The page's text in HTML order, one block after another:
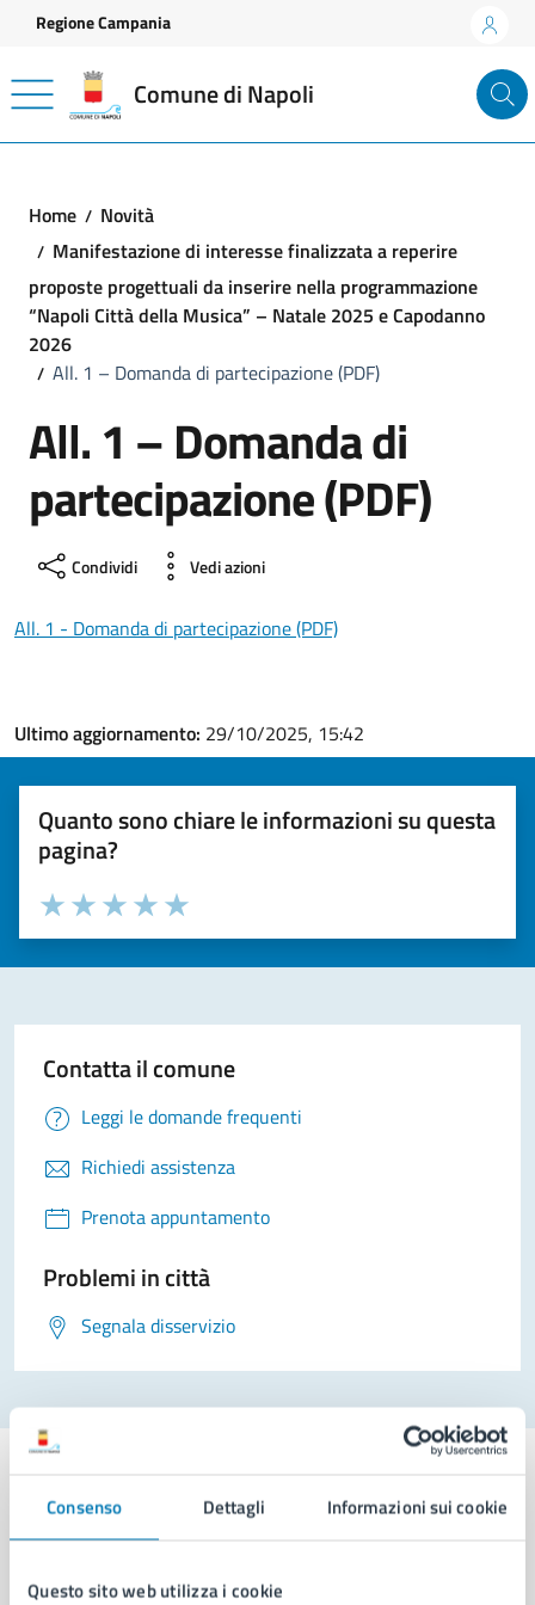
Consenso Dettagli Informazioni sui cookie
Questo sito web utilizza i cookie
Vai ai contenuti
Vai al footer
Regione Campania
Comune di Napoli
Home
Novità
Manifestazione di interesse finalizzata a reperire
proposte progettuali da inserire nella programmazione
“Napoli Città della Musica” – Natale 2025 e Capodanno
2026
All. 1 – Domanda di partecipazione (PDF)
All. 1 – Domanda di
partecipazione (PDF)
Condividi Vedi azioni
All. 1 - Domanda di partecipazione (PDF)
Ultimo aggiornamento: 29/10/2025, 15:42
Quanto sono chiare le informazioni su questa
pagina?
Valuta la chiarezza delle informazioni (da 1 a 5 stelle)
Seleziona il numero di stelle per valutare la chiarezza delle
Valuta 5 stelle su 5
Valuta 4 stelle su 5
Valuta 3 stelle su 5
Valuta 2 stelle su 5
Valuta 1 stelle su 5
Contatta il comune
Leggi le domande frequenti
Richiedi assistenza
Prenota appuntamento
Problemi in città
Segnala disservizio